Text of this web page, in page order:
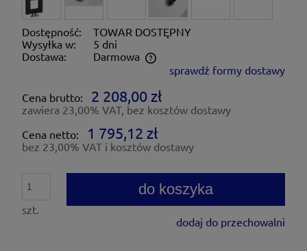
Dostępność:
TOWAR DOSTĘPNY
Wysyłka w:
5 dni
Dostawa:
Darmowa
Cena nie zawiera ewentualnych kosztów płatności
sprawdź formy dostawy
Cena brutto:
2 208,00 zł
zawiera 23,00% VAT, bez kosztów dostawy
Cena netto:
1 795,12 zł
bez 23,00% VAT i kosztów dostawy
szt.
do koszyka
dodaj do przechowalni